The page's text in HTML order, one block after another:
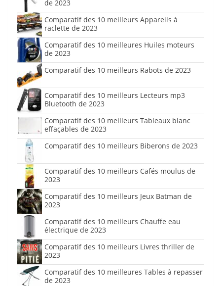
de 2023
Comparatif des 10 meilleurs Appareils à
raclette de 2023
Comparatif des 10 meilleures Huiles moteurs
de 2023
Comparatif des 10 meilleurs Rabots de 2023
Comparatif des 10 meilleurs Lecteurs mp3
Bluetooth de 2023
Comparatif des 10 meilleurs Tableaux blanc
effaçables de 2023
Comparatif des 10 meilleurs Biberons de 2023
Comparatif des 10 meilleurs Cafés moulus de
2023
Comparatif des 10 meilleurs Jeux Batman de
2023
Comparatif des 10 meilleurs Chauffe eau
électrique de 2023
Comparatif des 10 meilleurs Livres thriller de
2023
Comparatif des 10 meilleures Tables à repasser
de 2023